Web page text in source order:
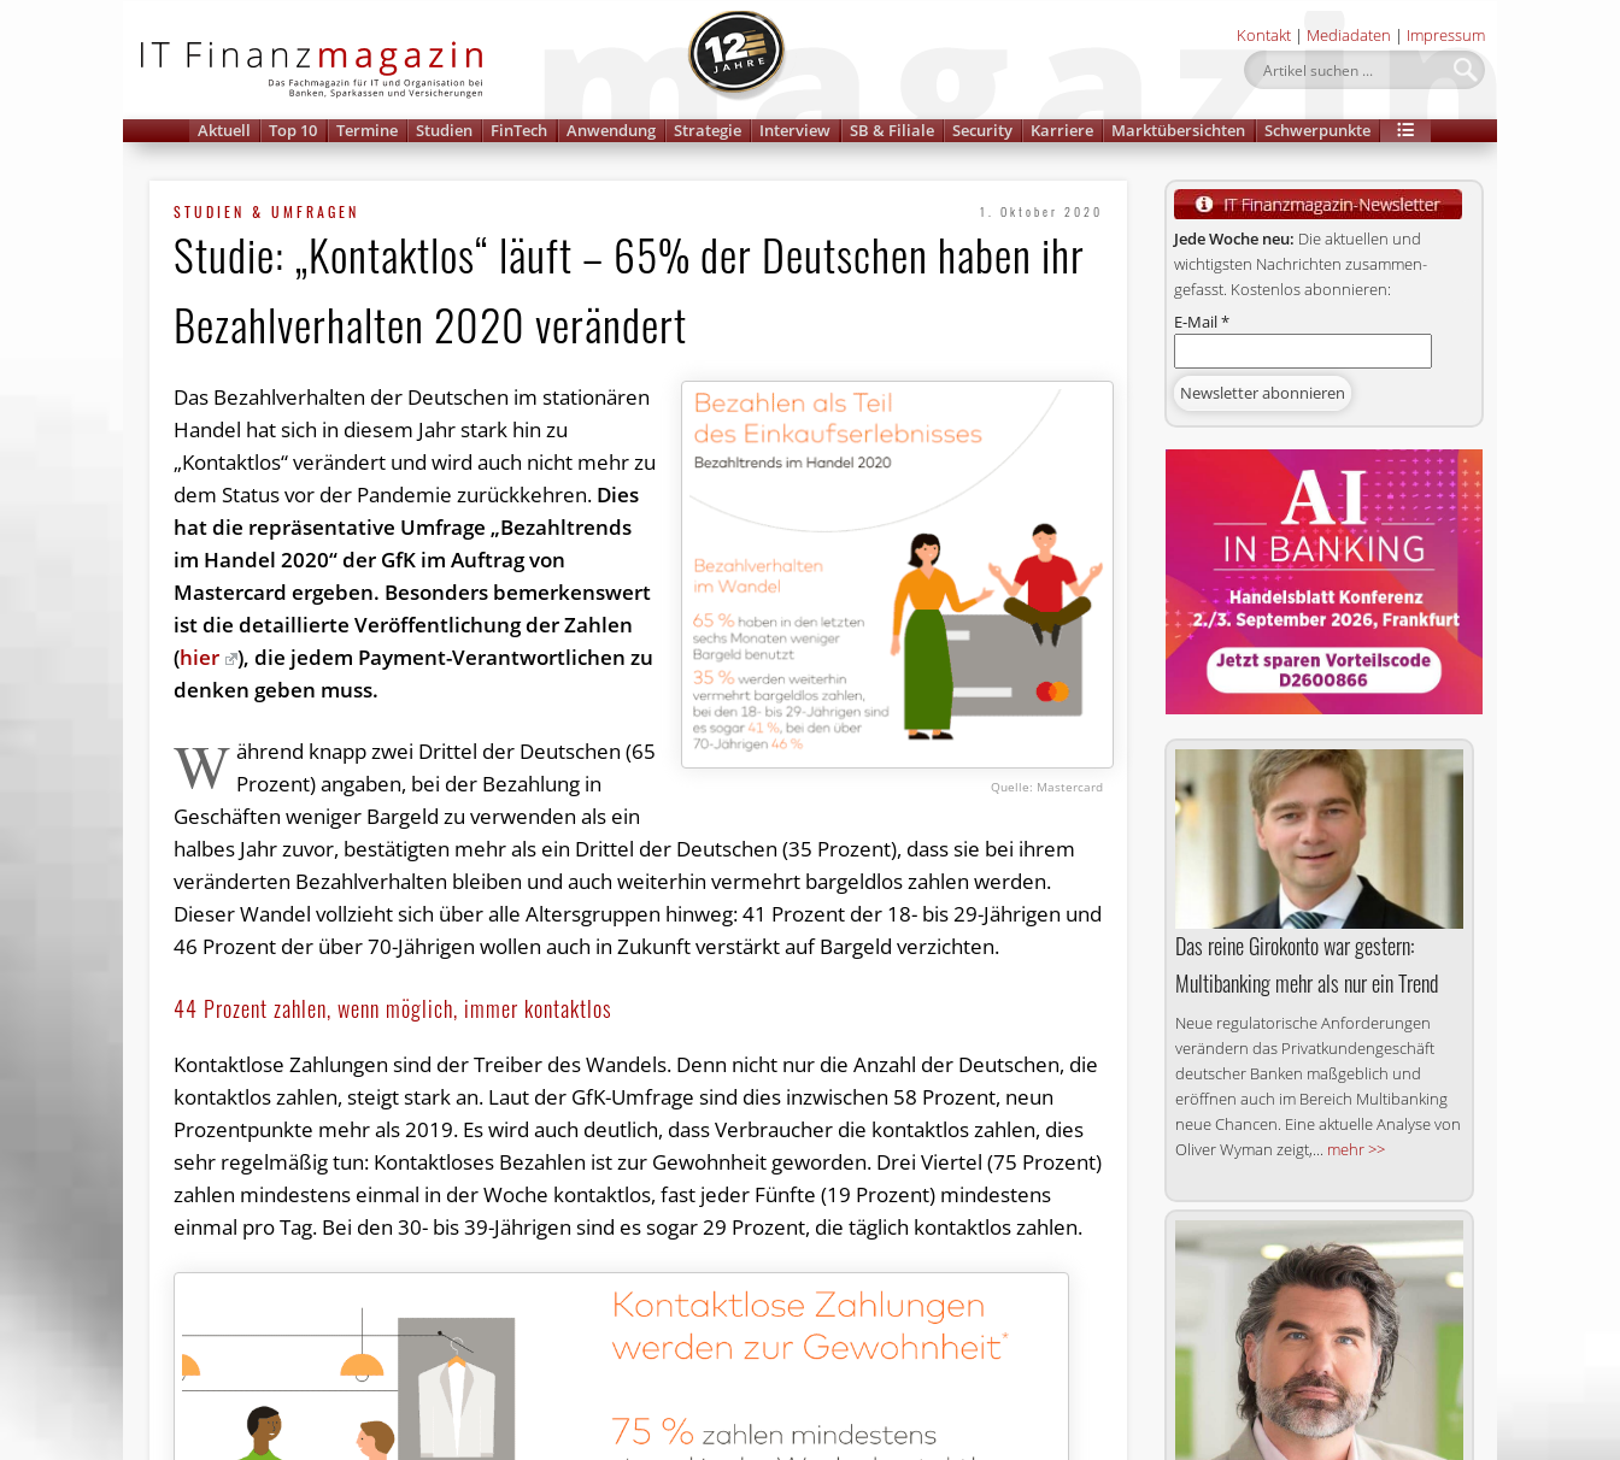
Kontakt | Mediadaten | Impressum
Aktuell Top 10 Termine Studien FinTech Anwendung Strategie Interview SB & Filiale Security Karriere Marktübersichten Schwerpunkte
STUDIEN & UMFRAGEN 1. Oktober 2020
Studie: „Kontaktlos“ läuft – 65% der Deutschen haben ihr
Bezahlverhalten 2020 verändert
Mastercard
Das Bezahlverhalten der Deutschen im stationären
Handel hat sich in diesem Jahr stark hin zu
„Kontaktlos“ verändert und wird auch nicht mehr zu
dem Status vor der Pandemie zurückkehren. Dies
hat die repräsentative Umfrage „Bezahltrends
im Handel 2020“ der GfK im Auftrag von
Mastercard ergeben. Besonders bemerkenswert
ist die detaillierte Veröffentlichung der Zahlen
(hier
), die jedem Payment-Verantwortlichen zu
denken geben muss.
W ährend knapp zwei Drittel der Deutschen (65
Prozent) angaben, bei der Bezahlung in
Geschäften weniger Bargeld zu verwenden als ein
halbes Jahr zuvor, bestätigten mehr als ein Drittel der Deutschen (35 Prozent), dass sie bei ihrem
veränderten Bezahlverhalten bleiben und auch weiterhin vermehrt bargeldlos zahlen werden.
Dieser Wandel vollzieht sich über alle Altersgruppen hinweg: 41 Prozent der 18- bis 29-Jährigen und
46 Prozent der über 70-Jährigen wollen auch in Zukunft verstärkt auf Bargeld verzichten.
44 Prozent zahlen, wenn möglich, immer kontaktlos
Kontaktlose Zahlungen sind der Treiber des Wandels. Denn nicht nur die Anzahl der Deutschen, die
kontaktlos zahlen, steigt stark an. Laut der GfK-Umfrage sind dies inzwischen 58 Prozent, neun
Prozentpunkte mehr als 2019. Es wird auch deutlich, dass Verbraucher die kontaktlos zahlen, dies
sehr regelmäßig tun: Kontaktloses Bezahlen ist zur Gewohnheit geworden. Drei Viertel (75 Prozent)
zahlen mindestens einmal in der Woche kontaktlos, fast jeder Fünfte (19 Prozent) mindestens
einmal pro Tag. Bei den 30- bis 39-Jährigen sind es sogar 29 Prozent, die täglich kontaktlos zahlen.
Jede Woche neu: Die aktuellen und
wichtigsten Nachrichten zusammen­
gefasst. Kostenlos abonnieren:
E-Mail*
Das reine Girokonto war gestern:
Multibanking mehr als nur ein Trend
Neue regulatorische Anforderungen
verändern das Privatkundengeschäft
deutscher Banken maßgeblich und
eröffnen auch im Bereich Multibanking
neue Chancen. Eine aktuelle Analyse von
Oliver Wyman zeigt,... mehr >>